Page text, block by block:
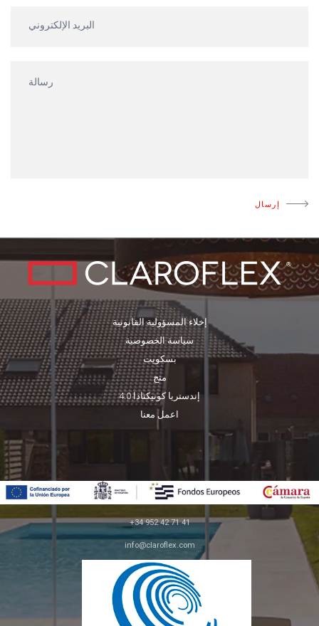
إرسال
إخلاء المسؤولية القانونية
سياسة الخصوصية
بسكويت
منح
إندستريا كونيكتادا 4.0
اعمل معنا
+34 952 42 71 41
info@claroflex.com
29590، ملقة